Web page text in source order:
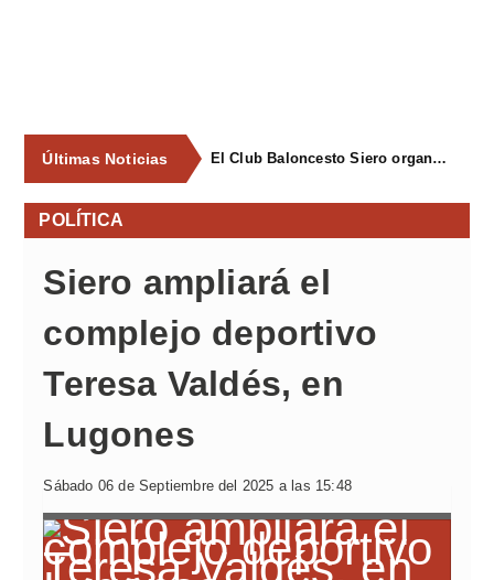
Últimas Noticias El Club Baloncesto Siero organizará su primer campus para niños del 1 al 4 de septiembre en Pola de Siero
POLÍTICA
Siero ampliará el
complejo deportivo
Teresa Valdés, en
Lugones
Sábado 06 de Septiembre del 2025 a las 15:48